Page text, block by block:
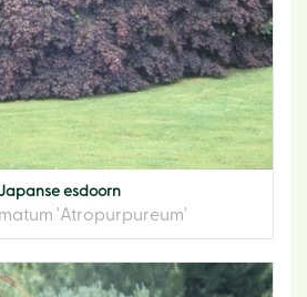
Japanse esdoorn
'Atropurpureum'